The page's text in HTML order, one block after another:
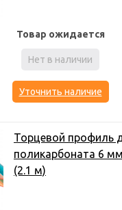
Товар ожидается
Нет в наличии
Уточнить наличие
Торцевой профиль
поликарбоната 6
(2.1 м)